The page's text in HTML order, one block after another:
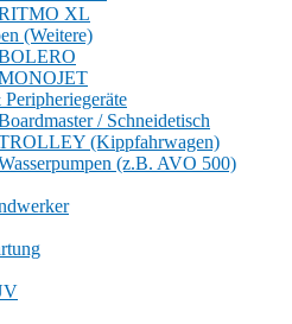
XL
(Weitere)
/ Schneidetisch
(Kippfahrwagen)
(z.B. AVO 500)